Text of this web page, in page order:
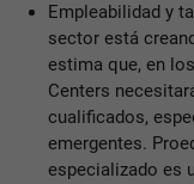
Empleabilidad y
sector está
estima que, en
Centers
cualificados,
emergentes.
especializado es